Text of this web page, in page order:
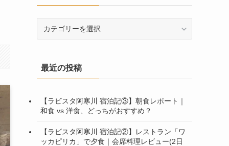
ー最近の投稿
【ラビスタ阿寒川 宿泊記③】朝食レポート｜
和食 vs 洋食、どっちがおすすめ？
【ラビスタ阿寒川 宿泊記②】レストラン「ワ
ッカピリカ」で夕食｜会席料理レビュー(2日